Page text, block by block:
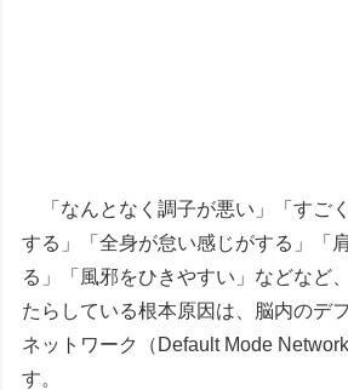
「なんとなく調子が悪い」「すご
する」「全身が怠い感じがする」「
る」「風邪をひきやすい」などなど
たらしている根本原因は、脳内のデ
ネットワーク（Default Mode
す。